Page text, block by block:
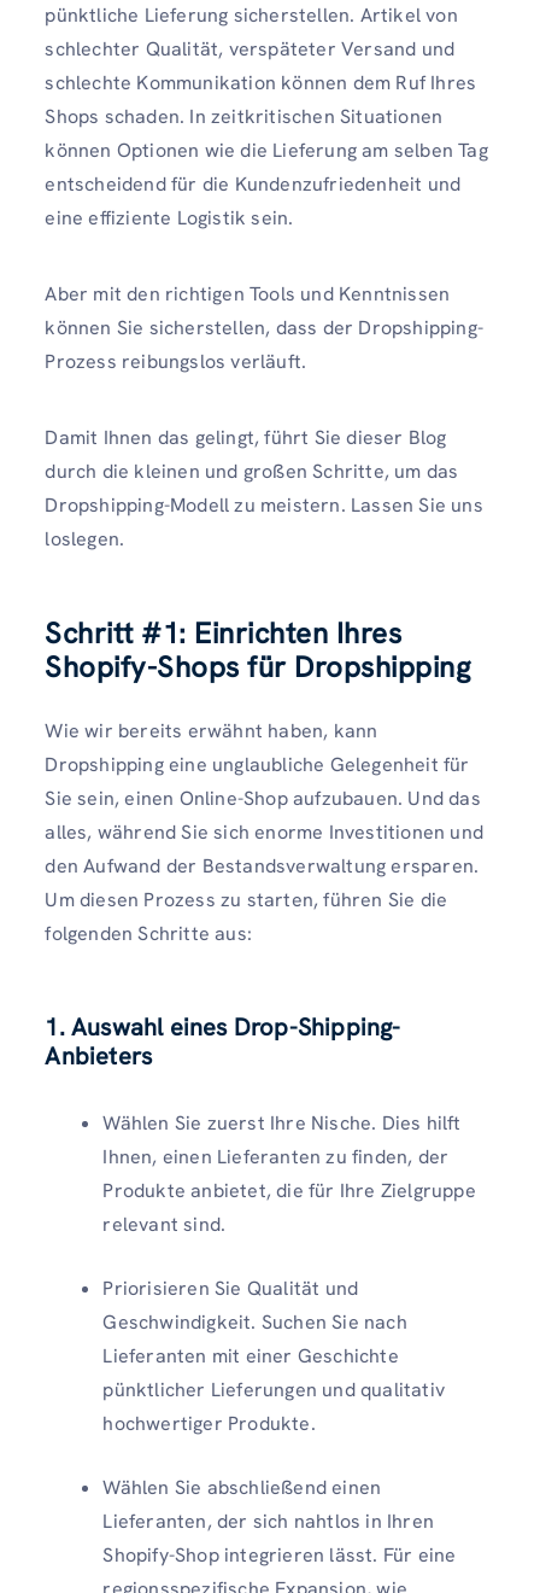
pünktliche Lieferung sicherstellen. Artikel von
schlechter Qualität, verspäteter Versand und
schlechte Kommunikation können dem Ruf Ihres
Shops schaden. In zeitkritischen Situationen
können Optionen wie die Lieferung am selben Tag
entscheidend für die Kundenzufriedenheit und
eine effiziente Logistik sein.
Aber mit den richtigen Tools und Kenntnissen
können Sie sicherstellen, dass der Dropshipping-
Prozess reibungslos verläuft.
Damit Ihnen das gelingt, führt Sie dieser Blog
durch die kleinen und großen Schritte, um das
Dropshipping-Modell zu meistern. Lassen Sie uns
loslegen.
Schritt #1: Einrichten Ihres
Shopify-Shops für Dropshipping
Wie wir bereits erwähnt haben, kann
Dropshipping eine unglaubliche Gelegenheit für
Sie sein, einen Online-Shop aufzubauen. Und das
alles, während Sie sich enorme Investitionen und
den Aufwand der Bestandsverwaltung ersparen.
Um diesen Prozess zu starten, führen Sie die
folgenden Schritte aus:
1. Auswahl eines Drop-Shipping-
Anbieters
Wählen Sie zuerst Ihre Nische. Dies hilft
Ihnen, einen Lieferanten zu finden, der
Produkte anbietet, die für Ihre Zielgruppe
relevant sind.
Priorisieren Sie Qualität und
Geschwindigkeit. Suchen Sie nach
Lieferanten mit einer Geschichte
pünktlicher Lieferungen und qualitativ
hochwertiger Produkte.
Wählen Sie abschließend einen
Lieferanten, der sich nahtlos in Ihren
Shopify-Shop integrieren lässt. Für eine